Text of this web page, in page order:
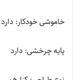
خاموشی خودکار: دارد
پایه چرخشی: دارد